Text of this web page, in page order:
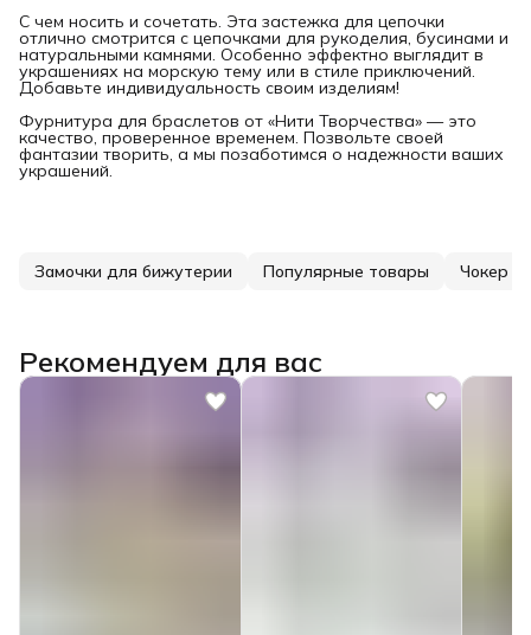
С чем носить и сочетать. Эта застежка для цепочки
отлично смотрится с цепочками для рукоделия, бусинами и
натуральными камнями. Особенно эффектно выглядит в
украшениях на морскую тему или в стиле приключений.
Добавьте индивидуальность своим изделиям!
Фурнитура для браслетов от «Нити Творчества» — это
качество, проверенное временем. Позвольте своей
фантазии творить, а мы позаботимся о надежности ваших
украшений.
Замочки для бижутерии Популярные товары Чокер
Рекомендуем для вас